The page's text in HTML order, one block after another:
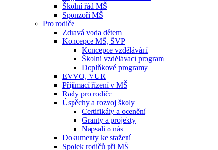
Školní řád MŠ
Sponzoři MŠ
Pro rodiče
Zdravá voda dětem
Koncepce MŠ, ŠVP
Koncepce vzdělávání
Školní vzdělávací program
Doplňkové programy
EVVO, VUR
Přijímací řízení v MŠ
Rady pro rodiče
Úspěchy a rozvoj školy
Certifikáty a ocenění
Granty a projekty
Napsali o nás
Dokumenty ke stažení
Spolek rodičů při MŠ